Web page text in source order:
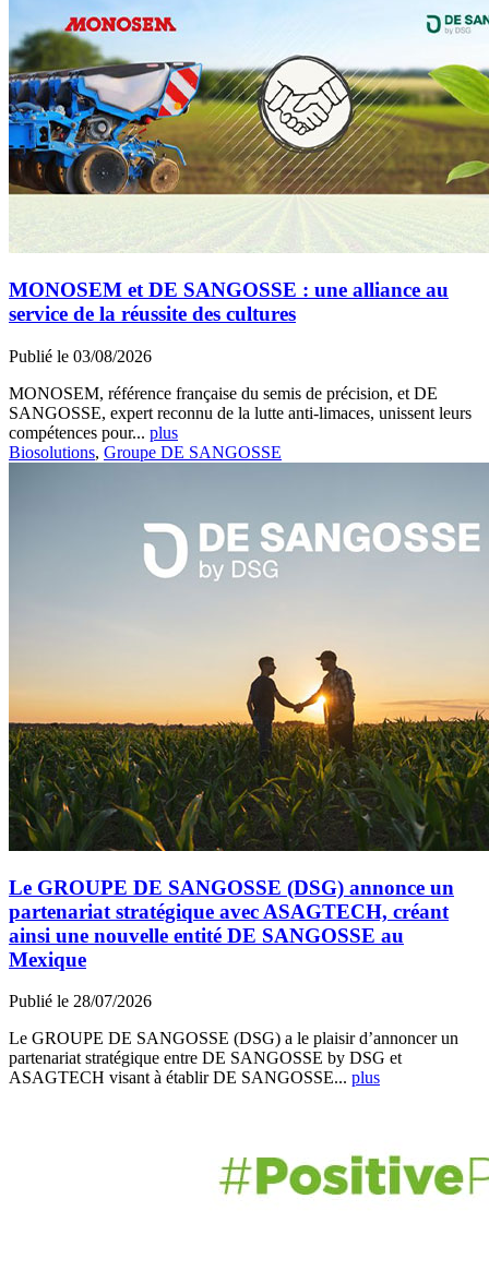
MONOSEM et DE SANGOSSE : une alliance au
service de la réussite des cultures
Publié le 03/08/2026
MONOSEM, référence française du semis de précision, et DE
SANGOSSE, expert reconnu de la lutte anti-limaces, unissent leurs
compétences pour... plus
Biosolutions, Groupe DE SANGOSSE
Le GROUPE DE SANGOSSE (DSG) annonce un
partenariat stratégique avec ASAGTECH, créant
ainsi une nouvelle entité DE SANGOSSE au
Mexique
Publié le 28/07/2026
Le GROUPE DE SANGOSSE (DSG) a le plaisir d’annoncer un
partenariat stratégique entre DE SANGOSSE by DSG et
ASAGTECH visant à établir DE SANGOSSE... plus